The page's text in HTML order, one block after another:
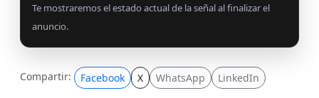
Te mostraremos el estado actual de la señal al finalizar el
anuncio.
Compartir: Facebook X WhatsApp LinkedIn